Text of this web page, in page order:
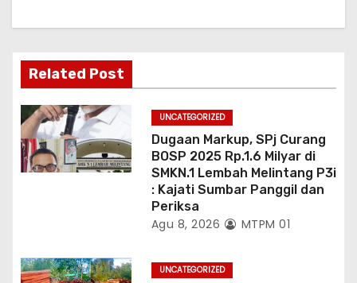
s
Related Post
UNCATEGORIZED
Dugaan Markup, SPj Curang
BOSP 2025 Rp.1.6 Milyar di
SMKN.1 Lembah Melintang P3i
: Kajati Sumbar Panggil dan
Periksa
Agu 8, 2026 MTPM 01
UNCATEGORIZED